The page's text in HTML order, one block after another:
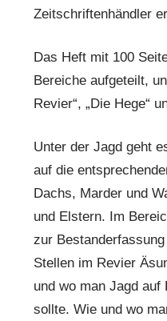
Zeitschriftenhändler
Das Heft mit 100
Bereiche aufgeteilt,
Revier“, „Die Hege“
Unter der Jagd geht
auf die
Dachs, Marder und
und Elstern. Im
zur
Stellen im Revier
und wo man Jagd auf
sollte. Wie und wo